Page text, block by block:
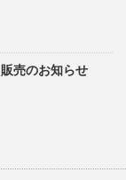
売のお知らせ